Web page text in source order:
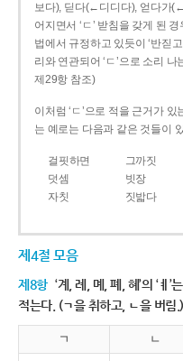
보다), 딛다(←디디다), 얻다가
어지면서 ‘ㄷ’ 받침을 갖게 된
법에서 규정하고 있듯이 ‘반짇
리와 연관되어 ‘ㄷ’으로 소리
제29항 참조)
이처럼 ‘ㄷ’으로 적을 근거가 있
는 예로는 다음과 같은 것들이
걸핏하면 그까짓
덧셈
빗장
자칫
짓밟다
제4절 모음
제8항 ‘계, 례, 몌, 폐, 혜’의 ‘ㅖ’
적는다. (ㄱ을 취하고, ㄴ을 버림.)
ㄱ ㄴ